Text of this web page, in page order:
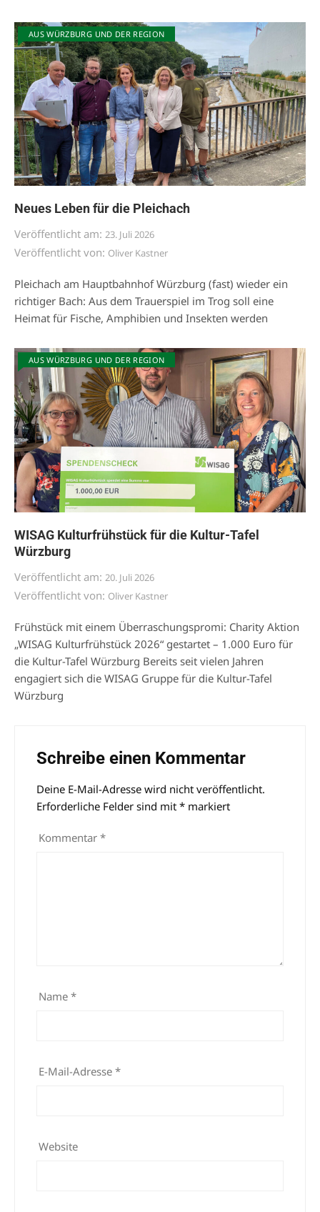
AUS WÜRZBURG UND DER REGION
Neues Leben für die Pleichach
Veröffentlicht am: 23. Juli 2026
Veröffentlicht von: Oliver Kastner
Pleichach am Hauptbahnhof Würzburg (fast) wieder ein
richtiger Bach: Aus dem Trauerspiel im Trog soll eine
Heimat für Fische, Amphibien und Insekten werden
AUS WÜRZBURG UND DER REGION
WISAG Kulturfrühstück für die Kultur-Tafel
Würzburg
Veröffentlicht am: 20. Juli 2026
Veröffentlicht von: Oliver Kastner
Frühstück mit einem Überraschungspromi: Charity Aktion
„WISAG Kulturfrühstück 2026“ gestartet – 1.000 Euro für
die Kultur-Tafel Würzburg Bereits seit vielen Jahren
engagiert sich die WISAG Gruppe für die Kultur-Tafel
Würzburg
Schreibe einen Kommentar
Deine E-Mail-Adresse wird nicht veröffentlicht.
Erforderliche Felder sind mit * markiert
Kommentar *
Name *
E-Mail-Adresse *
Website
Alternative: